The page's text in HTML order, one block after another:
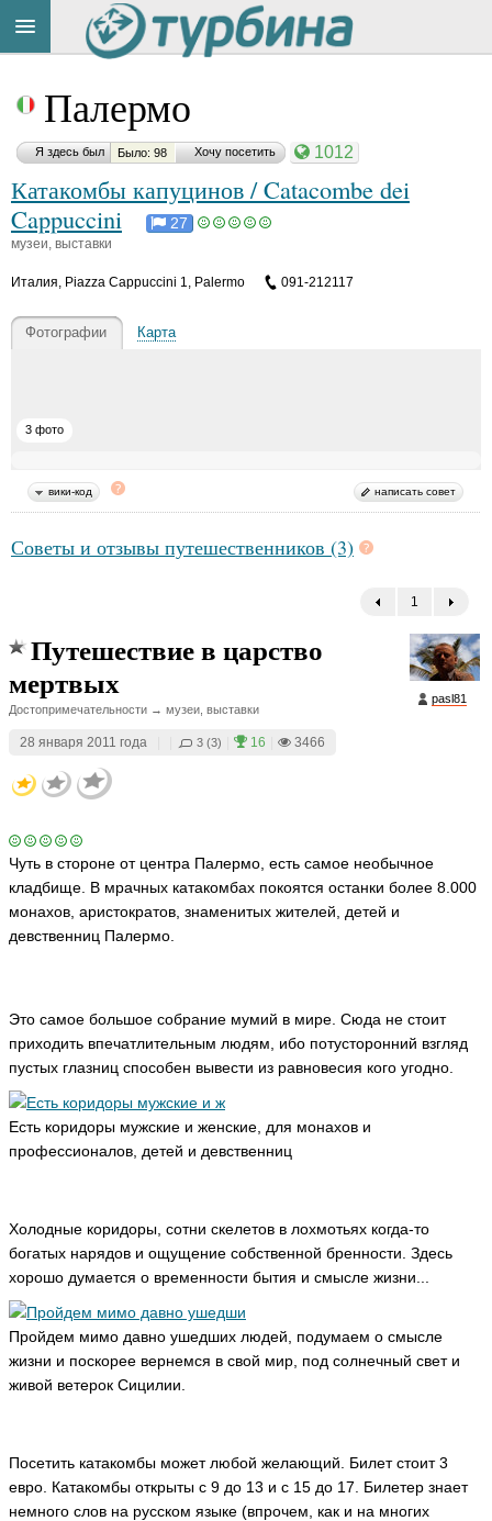
Палермо
Я здесь был Было: 98 Хочу посетить 1012
Катакомбы капуцинов / Catacombe dei
Cappuccini
27
музеи, выставки
Италия, Piazza Cappuccini 1, Palermo 091-212117
Фотографии Карта
3 фото
вики-код написать совет
Советы и отзывы путешественников (3)
1
pasl81
Путешествие в царство
мертвых
Н
и
к
о
а
Д
в
ni
c
Достопримечательности → музеи, выставки
28 января 2011 года 3 (3) 16 3466
Чуть в стороне от центра Палермо, есть самое необычное
кладбище. В мрачных катакомбах покоятся останки более 8.000
монахов, аристократов, знаменитых жителей, детей и
девственниц Палермо.
Это самое большое собрание мумий в мире. Сюда не стоит
приходить впечатлительным людям, ибо потусторонний взгляд
пустых глазниц способен вывести из равновесия кого угодно.
Есть коридоры мужские и женские, для монахов и
профессионалов, детей и девственниц
Холодные коридоры, сотни скелетов в лохмотьях когда-то
богатых нарядов и ощущение собственной бренности. Здесь
хорошо думается о временности бытия и смысле жизни...
Пройдем мимо давно ушедших людей, подумаем о смысле
жизни и поскорее вернемся в свой мир, под солнечный свет и
живой ветерок Сицилии.
Посетить катакомбы может любой желающий. Билет стоит 3
евро. Катакомбы открыты с 9 до 13 и с 15 до 17. Билетер знает
немного слов на русском языке (впрочем, как и на многих
на
сайте: